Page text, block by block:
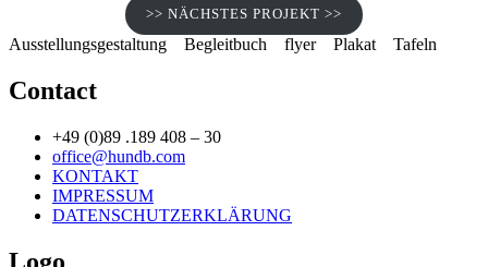
>> NÄCHSTES PROJEKT >>
Ausstellungsgestaltung Begleitbuch flyer Plakat Tafeln
Contact
+49 (0)89 .189 408 – 30
office@hundb.com
KONTAKT
IMPRESSUM
DATENSCHUTZERKLÄRUNG
Logo